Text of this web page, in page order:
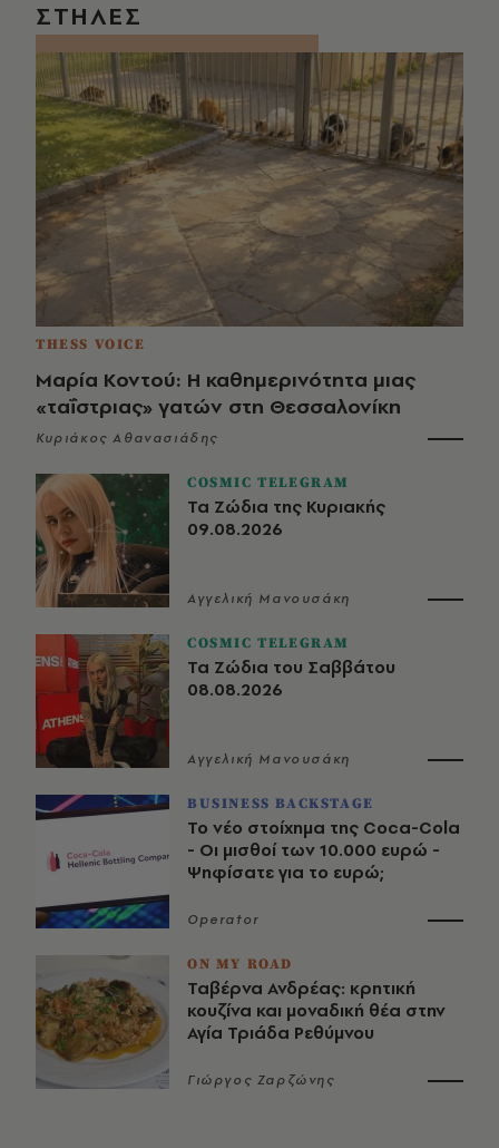
ΣΤΗΛΕΣ
THESS VOICE
Μαρία Κοντού: Η καθημερινότητα μιας
«ταΐστριας» γατών στη Θεσσαλονίκη
Κυριάκος Αθανασιάδης
COSMIC TELEGRAM
Τα Ζώδια της Κυριακής
09.08.2026
Αγγελική Μανουσάκη
COSMIC TELEGRAM
Τα Ζώδια του Σαββάτου
08.08.2026
Αγγελική Μανουσάκη
BUSINESS BACKSTAGE
Το νέο στοίχημα της Coca-Cola
- Οι μισθοί των 10.000 ευρώ -
Ψηφίσατε για το ευρώ;
Operator
ON MY ROAD
Ταβέρνα Ανδρέας: κρητική
κουζίνα και μοναδική θέα στην
Αγία Τριάδα Ρεθύμνου
Γιώργος Ζαρζώνης